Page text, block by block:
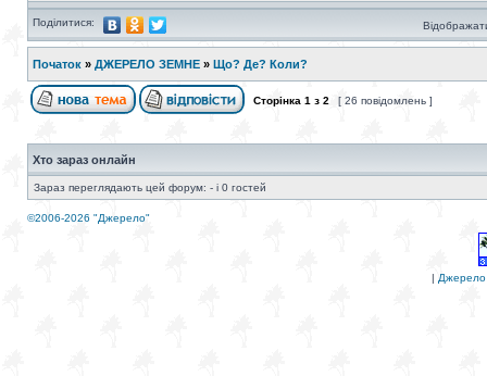
Поділитися:
Початок » ДЖЕРЕЛО ЗЕМНЕ » Що? Де? Коли?
Сторінка 1 з 2 [ 26 повідомлень ]
Хто зараз онлайн
Зараз переглядають цей форум: - і 0 гостей
©2006-2026 "Джерело"
| Джерело